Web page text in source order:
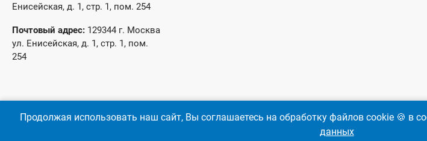
Енисейская, д. 1, стр. 1, пом. 254
Почтовый адрес: 129344 г. Москва
ул. Енисейская, д. 1, стр. 1, пом.
254
Продолжая использовать наш сайт, Вы соглашаетесь на обработку файлов cookie 🍪 в
данных